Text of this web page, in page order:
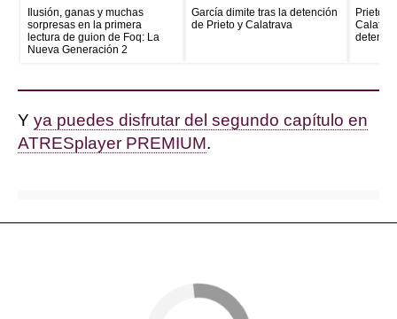
Ilusión, ganas y muchas
sorpresas en la primera
lectura de guion de Foq: La
Nueva Generación 2
García dimite tras la detención
de Prieto y Calatrava
Prieto
Y ya puedes disfrutar del segundo capítulo en
ATRESplayer PREMIUM.